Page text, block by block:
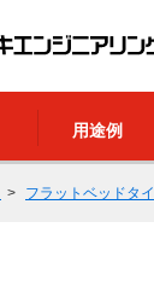
用途例
フラットベッドタ